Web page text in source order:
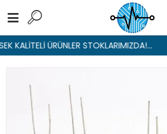
KALİTELİ ÜRÜNLER STOKLARIMIZDA!...